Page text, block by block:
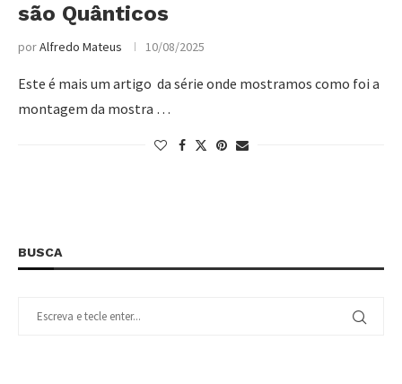
são Quânticos
porAlfredo Mateus 10/08/2025
Este é mais um artigo da série onde mostramos como foi a
montagem da mostra …
BUSCA